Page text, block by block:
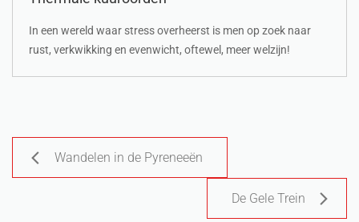
In een wereld waar stress overheerst is men op zoek naar
rust, verkwikking en evenwicht, oftewel, meer welzijn!
Wandelen in de Pyreneeën
De Gele Trein